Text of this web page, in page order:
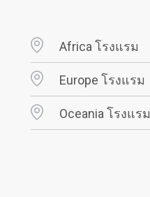
Africa โรงแรม
Europe โรงแรม
Oceania โรงแรม